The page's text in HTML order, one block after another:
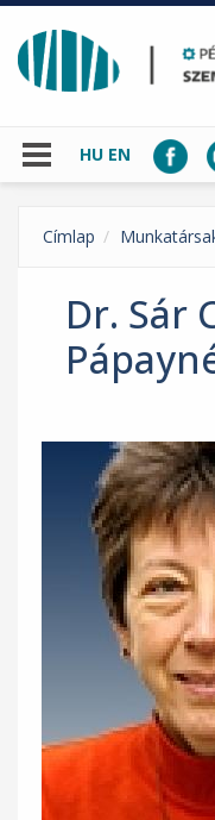
Ugrás a tartalomra
HU EN
Címlap
Dr. Sár